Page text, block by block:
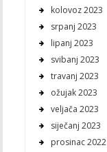
kolovoz 2023
srpanj 2023
lipanj 2023
svibanj 2023
travanj 2023
ožujak 2023
veljača 2023
siječanj 2023
prosinac 2022